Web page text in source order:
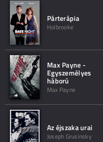
Párterápia
Holbrooke
Max Payne -
Egyszemélyes
háború
Max Payne
Az éjszaka urai
Joseph Grusinsky